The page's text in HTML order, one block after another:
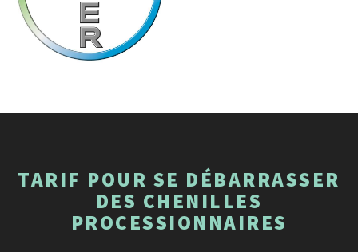
TARIF POUR SE DÉBARRASSER
DES CHENILLES
PROCESSIONNAIRES